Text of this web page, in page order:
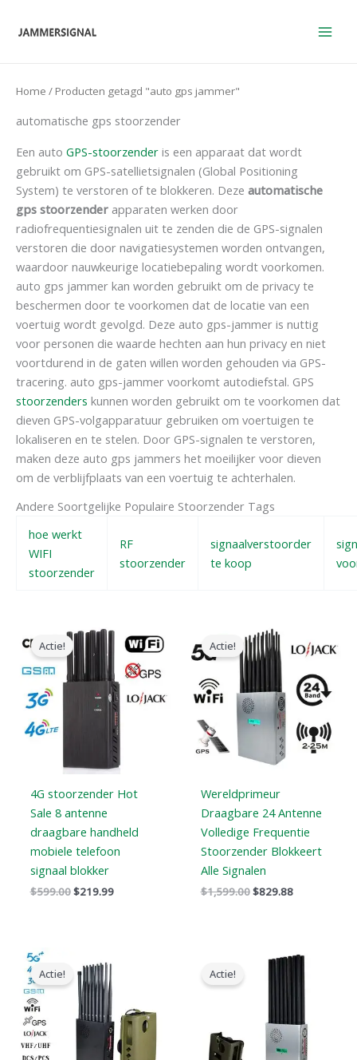
naar
Home / Producten getagd "auto gps jammer"
automatische gps stoorzender
Een auto GPS-stoorzender is een apparaat dat wordt
gebruikt om GPS-satellietsignalen (Global Positioning
System) te verstoren of te blokkeren. Deze automatische
gps stoorzender apparaten werken door
radiofrequentiesignalen uit te zenden die de GPS-signalen
verstoren die door navigatiesystemen worden ontvangen,
waardoor nauwkeurige locatiebepaling wordt voorkomen.
auto gps jammer kan worden gebruikt om de privacy te
beschermen door te voorkomen dat de locatie van een
voertuig wordt gevolgd. Deze auto gps-jammer is nuttig
voor personen die waarde hechten aan hun privacy en niet
voortdurend in de gaten willen worden gehouden via GPS-
tracering. auto gps-jammer voorkomt autodiefstal. GPS
stoorzenders kunnen worden gebruikt om te voorkomen dat
dieven GPS-volgapparatuur gebruiken om voertuigen te
lokaliseren en te stelen. Door GPS-signalen te verstoren,
maken deze auto gps jammers het moeilijker voor dieven
om de verblijfplaats van een voertuig te achterhalen.
Andere Soortgelijke Populaire Stoorzender Tags
hoe werkt
WIFI
stoorzender
RF
stoorzender
signaalverstoorder
te koop
Actie!
4G stoorzender Hot
Sale 8 antenne
draagbare handheld
mobiele telefoon
signaal blokker
$599.00
prijs
was:
$599.00.
$219.99
prijs
$219.99.
Actie!
Wereldprimeur
Draagbare 24 Antenne
Volledige Frequentie
Stoorzender Blokkeert
Alle Signalen
$1,599.00
Oorspronkelijke
prijs
was:
$1,599.00.
$829.88
prijs
is:
Actie!
prijs
was:
$1,539.00.
Actie!
Oorspronkelijke
$1,299.00.
Huidige